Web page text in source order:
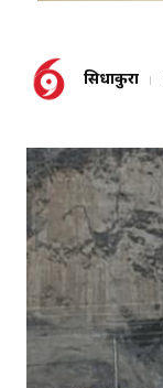
सिधाकुरा